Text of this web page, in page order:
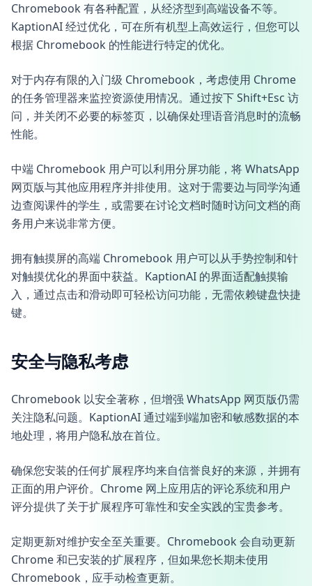
Chromebook 有各种配置，从经济型到高端设备不等。
KaptionAI 经过优化，可在所有机型上高效运行，但您可以
根据 Chromebook 的性能进行特定的优化。
对于内存有限的入门级 Chromebook，考虑使用 Chrome
的任务管理器来监控资源使用情况。通过按下 Shift+Esc 访
问，并关闭不必要的标签页，以确保处理语音消息时的流畅
性能。
中端 Chromebook 用户可以利用分屏功能，将 WhatsApp
网页版与其他应用程序并排使用。这对于需要边与同学沟通
边查阅课件的学生，或需要在讨论文档时随时访问文档的商
务用户来说非常方便。
拥有触摸屏的高端 Chromebook 用户可以从手势控制和针
对触摸优化的界面中获益。KaptionAI 的界面适配触摸输
入，通过点击和滑动即可轻松访问功能，无需依赖键盘快捷
键。
安全与隐私考虑
Chromebook 以安全著称，但增强 WhatsApp 网页版仍需
关注隐私问题。KaptionAI 通过端到端加密和敏感数据的本
地处理，将用户隐私放在首位。
确保您安装的任何扩展程序均来自信誉良好的来源，并拥有
正面的用户评价。Chrome 网上应用店的评论系统和用户
评分提供了关于扩展程序可靠性和安全实践的宝贵参考。
定期更新对维护安全至关重要。Chromebook 会自动更新
Chrome 和已安装的扩展程序，但如果您长期未使用
Chromebook，应手动检查更新。